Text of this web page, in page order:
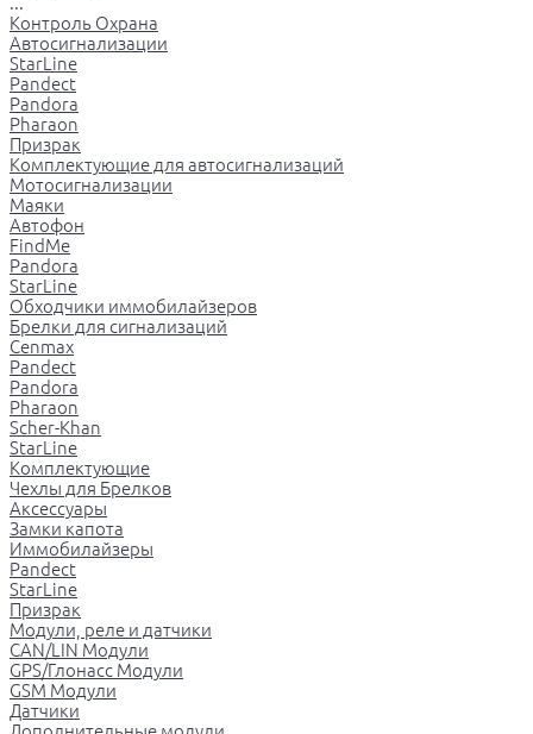
Контроль Охрана
Автосигнализации
StarLine
Pandect
Pandora
Pharaon
Призрак
Комплектующие для автосигнализаций
Мотосигнализации
Маяки
Автофон
FindMe
Pandora
StarLine
Обходчики иммобилайзеров
Брелки для сигнализаций
Cenmax
Pandect
Pandora
Pharaon
Scher-Khan
StarLine
Комплектующие
Чехлы для Брелков
Аксессуары
Замки капота
Иммобилайзеры
Pandect
StarLine
Призрак
Модули, реле и датчики
CAN/LIN Модули
GPS/Глонасс Модули
GSM Модули
Датчики